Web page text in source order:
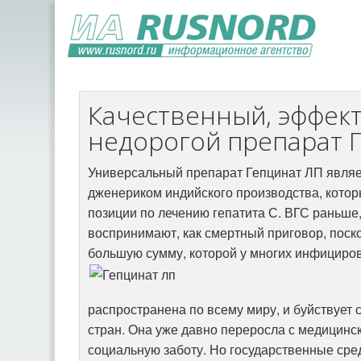
Качественный,
недорогой препарат
Универсальный препарат Гепцинат ЛП
дженериком индийского производства,
позиции по лечению гепатита С. ВГС
воспринимают, как смертный приговор,
большую сумму, которой у многих
распространена по всему миру, и
стран. Она уже давно переросла с
социальную заботу. Но государственные